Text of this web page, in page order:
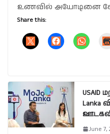
உணவில் அயோடினை
Share this:
USAID
June 7,